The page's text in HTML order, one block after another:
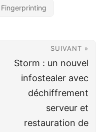
Fingerprinting
SUIVANT »
Storm : un nouvel
infostealer avec
déchiffrement
serveur et
restauration de